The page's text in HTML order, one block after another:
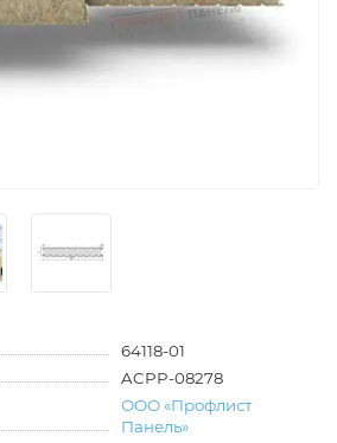
64118-01
ACPP-08278
ООО «Профлист
Панель»